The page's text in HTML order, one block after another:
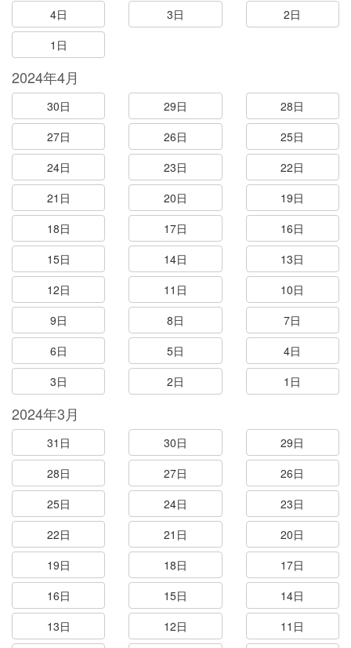
4日
3日
2日
1日
2024年4月
30日 29日
28日
27日
26日
25日
24日
23日
22日
21日
20日
19日
18日
17日
16日
15日
14日
13日
12日
11日
10日
9日
8日
7日
6日
5日
4日
3日
2日 1日
2024年3月
31日 30日
29日
28日
27日
26日
25日
24日
23日
22日
21日
20日
19日
18日
17日
16日
15日
14日
13日
12日
11日